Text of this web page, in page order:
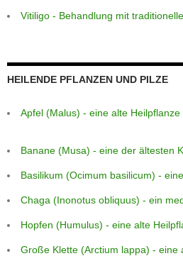
Vitiligo - Behandlung mit
HEILENDE PFLANZEN UND PILZE
Apfel (Malus) - eine alte Heilpflanze
Banane (Musa) - eine der ältesten
Basilikum (Ocimum basilicum) -
Chaga (Inonotus obliquus) - ein
Hopfen (Humulus) - eine alte
Große Klette (Arctium lappa) - eine